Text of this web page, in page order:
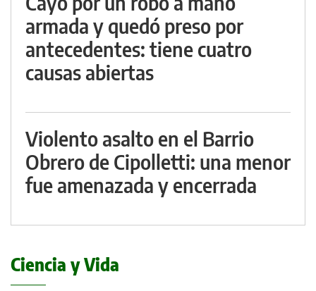
armada y quedó preso por
antecedentes: tiene cuatro
causas abiertas
Violento asalto en el Barrio
Obrero de Cipolletti: una menor
fue amenazada y encerrada
Ciencia y Vida